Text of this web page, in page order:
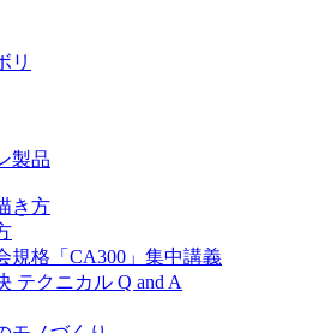
リ
製品
き方
規格「CA300」集中講義
テクニカル Q and A